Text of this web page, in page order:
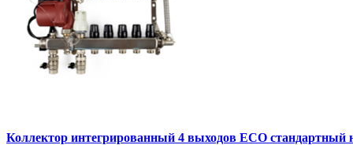
Коллектор интегрированный 4 выходов ЕСО стандартный